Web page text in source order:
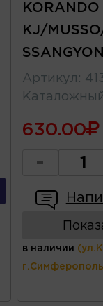
KORANDO
KJ/
Артикул :
630.00
-
в наличии